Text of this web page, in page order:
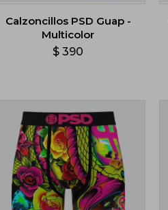
Calzoncillos PSD Guap -
Multicolor
$ 390